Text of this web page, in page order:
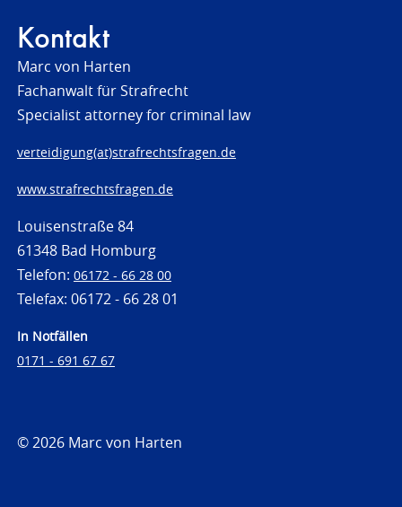
Kontakt
Marc von Harten
Fachanwalt für Strafrecht
Specialist attorney for criminal law
verteidigung(at)strafrechtsfragen.de
www.strafrechtsfragen.de
Louisenstraße 84
61348 Bad Homburg
Telefon: 06172 - 66 28 00
Telefax: 06172 - 66 28 01
In Notfällen
0171 - 691 67 67
© 2026 Marc von Harten